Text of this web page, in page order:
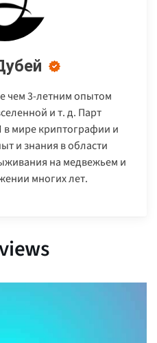
чем 3-летним опытом
и т. д. Парт
мире криптографии и
и знания в области
на медвежьем и
многих лет.